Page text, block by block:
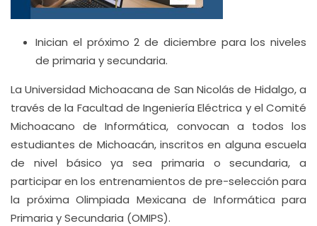
Inician el próximo 2 de diciembre para los niveles
de primaria y secundaria.
La Universidad Michoacana de San Nicolás de Hidalgo, a
través de la Facultad de Ingeniería Eléctrica y el Comité
Michoacano de Informática, convocan a todos los
estudiantes de Michoacán, inscritos en alguna escuela
de nivel básico ya sea primaria o secundaria, a
participar en los entrenamientos de pre-selección para
la próxima Olimpiada Mexicana de Informática para
Primaria y Secundaria (OMIPS).